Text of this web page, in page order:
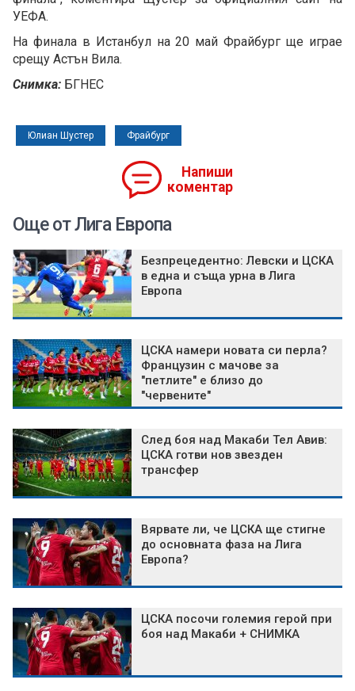
УЕФА.
На финала в Истанбул на 20 май Фрайбург ще играе
срещу Астън Вила.
Снимка: БГНЕС
Юлиан Шустер Фрайбург
Напиши
коментар
Още от Лига Европа
Безпрецедентно: Левски и ЦСКА
в една и съща урна в Лига
Европа
ЦСКА намери новата си перла?
Французин с мачове за
"петлите" е близо до
"червените"
След боя над Макаби Тел Авив:
ЦСКА готви нов звезден
трансфер
Вярвате ли, че ЦСКА ще стигне
до основната фаза на Лига
Европа?
ЦСКА посочи големия герой при
боя над Макаби + СНИМКА